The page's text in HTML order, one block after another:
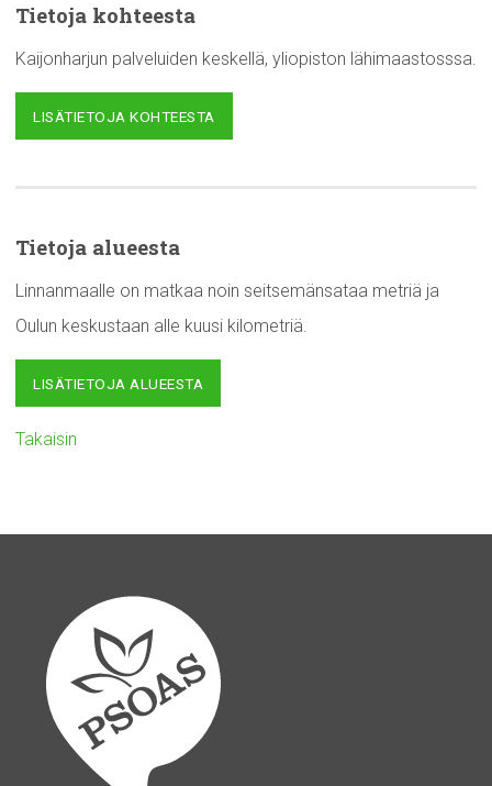
Tietoja kohteesta
Kaijonharjun palveluiden keskellä, yliopiston lähimaastosssa.
LISÄTIETOJA KOHTEESTA
Tietoja alueesta
Linnanmaalle on matkaa noin seitsemänsataa metriä ja
Oulun keskustaan alle kuusi kilometriä.
LISÄTIETOJA ALUEESTA
Takaisin